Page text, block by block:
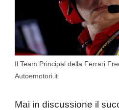
Il Team Principal della Ferrari
Autoemotori.it
Mai in discussione il